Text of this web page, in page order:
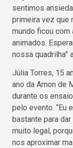
sentimos
primeira vez que
mundo ficou com
animados.
nossa quadrilha”
Júlia Torres, 15
ano da Arnon de
durante os
pelo evento. “Eu
bastante para
muito legal,
nos aproximar